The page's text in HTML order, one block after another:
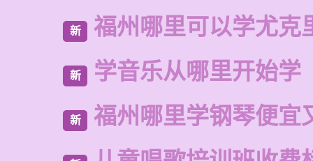
新 福州哪里可以学尤克
新 学音乐从哪里开始学
新 福州哪里学钢琴便宜